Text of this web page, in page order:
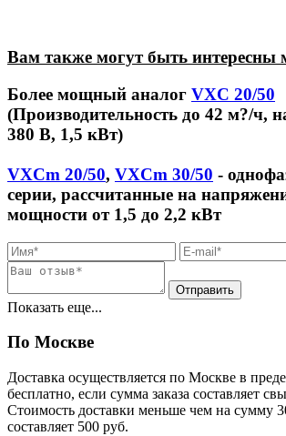
Вам также могут быть интересны
Более мощный аналог VXC 20/50
(Производительность до 42 м?/ч,
380 В, 1,5 кВт)
VXCm 20/50, VXCm 30/50 -
серии, рассчитанные на
мощности от 1,5 до 2,2 кВт
Показать еще...
По Москве
Доставка осуществляется по Москве в
бесплатно, если сумма заказа составляет
Стоимость доставки меньше чем на сумму
cоставляет 500 руб.